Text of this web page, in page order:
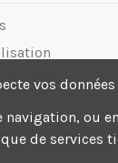
vos
ou
de services